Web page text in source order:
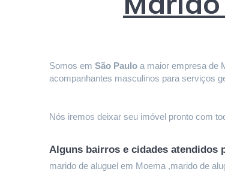
Somos em São Paulo a maior empresa de
acompanhantes masculinos para serviços
Nós iremos deixar seu imóvel pronto com
Alguns bairros e cidades atendidos
marido de aluguel em Moema ,marido de